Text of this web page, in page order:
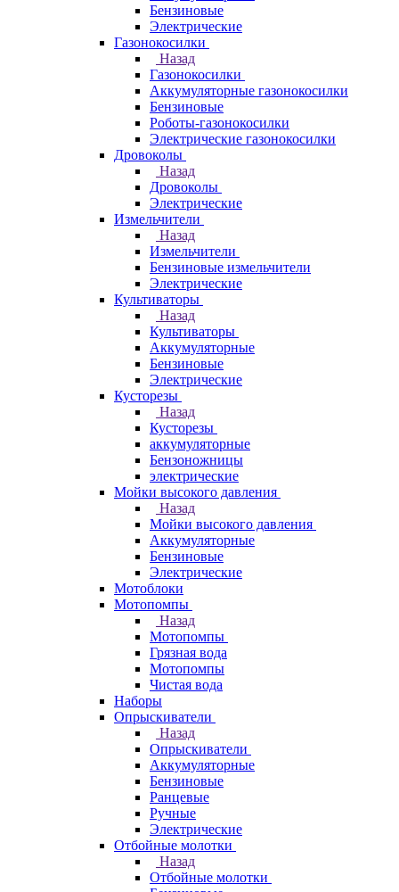
Бензиновые
Электрические
Газонокосилки
Назад
Газонокосилки
Аккумуляторные газонокосилки
Бензиновые
Роботы-газонокосилки
Электрические газонокосилки
Дровоколы
Назад
Дровоколы
Электрические
Измельчители
Назад
Измельчители
Бензиновые измельчители
Электрические
Культиваторы
Назад
Культиваторы
Аккумуляторные
Бензиновые
Электрические
Кусторезы
Назад
Кусторезы
аккумуляторные
Бензоножницы
электрические
Мойки высокого давления
Назад
Мойки высокого давления
Аккумуляторные
Бензиновые
Электрические
Мотоблоки
Мотопомпы
Назад
Мотопомпы
Грязная вода
Мотопомпы
Чистая вода
Наборы
Опрыскиватели
Назад
Опрыскиватели
Аккумуляторные
Бензиновые
Ранцевые
Ручные
Электрические
Отбойные молотки
Назад
Отбойные молотки